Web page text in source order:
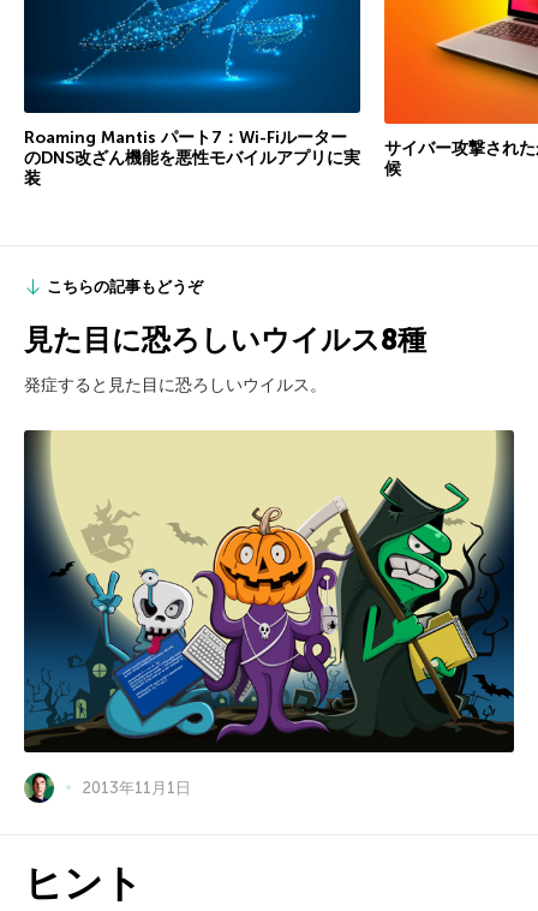
Roaming Mantis パート7：Wi-Fiルーター
のDNS改ざん機能を悪性モバイルアプリに実
装
サイバー攻撃され
候
こちらの記事もどうぞ
見た目に恐ろしいウイルス8種
発症すると見た目に恐ろしいウイルス。
2013年11月1日
ヒント